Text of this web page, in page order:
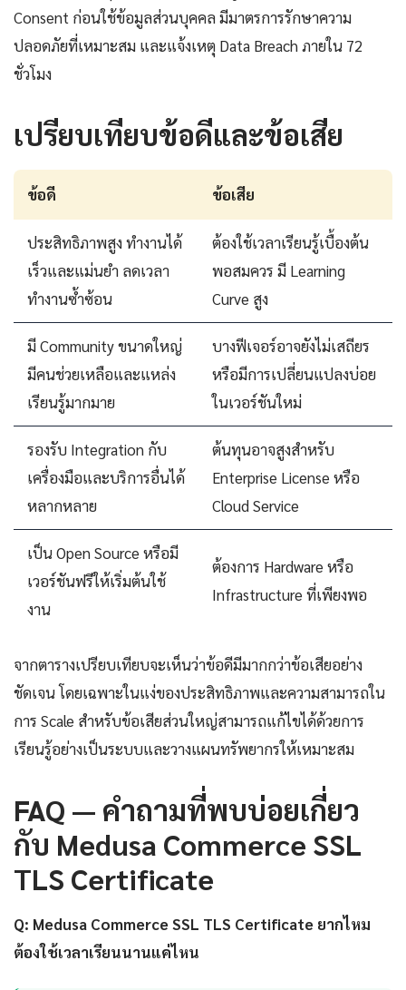
Consent ก่อนใช้ข้อมูลส่วนบุคคล มีมาตรการรักษาความ
ปลอดภัยที่เหมาะสม และแจ้งเหตุ Data Breach ภายใน 72
ชั่วโมง
เปรียบเทียบข้อดีและข้อเสีย
ข้อดี ข้อเสีย
ประสิทธิภาพสูง ทำงานได้
เร็วและแม่นยำ ลดเวลา
ทำงานซ้ำซ้อน
ต้องใช้เวลาเรียนรู้เบื้องต้น
พอสมควร มี Learning
Curve สูง
มี Community ขนาดใหญ่
มีคนช่วยเหลือและแหล่ง
เรียนรู้มากมาย
บางฟีเจอร์อาจยังไม่เสถียร
หรือมีการเปลี่ยนแปลงบ่อย
ในเวอร์ชันใหม่
รองรับ Integration กับ
เครื่องมือและบริการอื่นได้
หลากหลาย
ต้นทุนอาจสูงสำหรับ
Enterprise License หรือ
Cloud Service
เป็น Open Source หรือมี
เวอร์ชันฟรีให้เริ่มต้นใช้
งาน
ต้องการ Hardware หรือ
Infrastructure ที่เพียงพอ
จากตารางเปรียบเทียบจะเห็นว่าข้อดีมีมากกว่าข้อเสียอย่าง
ชัดเจน โดยเฉพาะในแง่ของประสิทธิภาพและความสามารถใน
การ Scale สำหรับข้อเสียส่วนใหญ่สามารถแก้ไขได้ด้วยการ
เรียนรู้อย่างเป็นระบบและวางแผนทรัพยากรให้เหมาะสม
FAQ — คำถามที่พบบ่อยเกี่ยว
กับ Medusa Commerce SSL
TLS Certificate
Q: Medusa Commerce SSL TLS Certificate ยากไหม
ต้องใช้เวลาเรียนนานแค่ไหน